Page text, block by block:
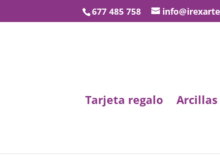
677 485 758
Tarjeta regalo